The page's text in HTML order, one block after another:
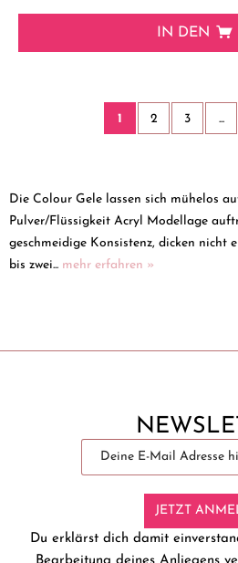
IN DEN
1 2 3 ...
Die Colour Gele lassen sich mühelos
Pulver/Flüssigkeit Acryl Modellage
geschmeidige Konsistenz, dicken nicht
bis zwei... mehr erfahren »
JETZT
Du erklärst dich damit